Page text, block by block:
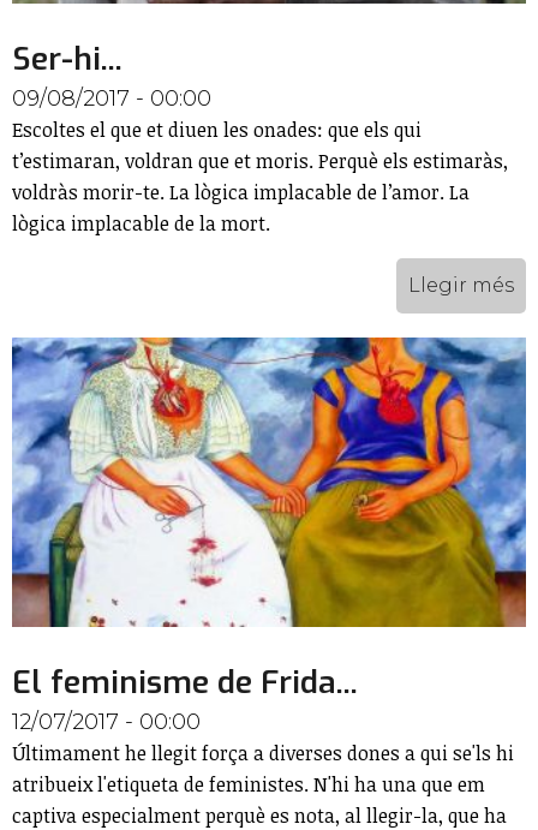
Ser-hi...
09/08/2017 - 00:00
Escoltes el que et diuen les onades: que els qui
t’estimaran, voldran que et moris. Perquè els estimaràs,
voldràs morir-te. La lògica implacable de l’amor. La
lògica implacable de la mort.
Llegir més
El feminisme de Frida...
12/07/2017 - 00:00
Últimament he llegit força a diverses dones a qui se'ls hi
atribueix l'etiqueta de feministes. N'hi ha una que em
captiva especialment perquè es nota, al llegir-la, que ha